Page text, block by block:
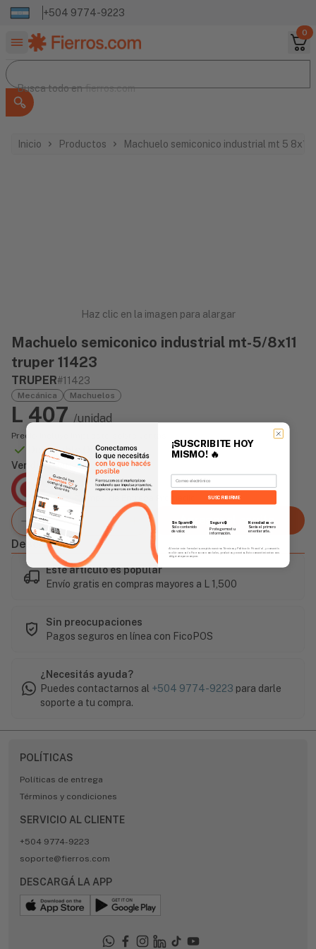
+504 9774-9223
0
Buscar productos
Busca todo en
Busca todo enfierros.com
Inicio Productos Machuelo semiconico industrial mt 5 8x11
Haz clic en la imagen para alargar
Machuelo semiconico industrial mt-5/8x11
truper 11423
TRUPER#11423
Mecánica Machuelos
L 407 /unidad
Precio incluye impuesto sobre ventas
Disponible Online
Vendido Por:
Agencia Global
2 días - Tiempo de Entrega Promedio
Agregar al carrito
Descripción
Este artículo es popular
Envío gratis en compras mayores a L 1,500
Sin preocupaciones
Pagos seguros en línea con FicoPOS
¿Necesitás ayuda?
Puedes contactarnos al +504 9774-9223 para darle
soporte a tu compra.
POLÍTICAS
Políticas de entrega
Términos y condiciones
SERVICIO AL CLIENTE
+504 9774-9223
soporte@fierros.com
DESCARGÁ LA APP
¡SUSCRIBITE HOY
MISMO! 🔥
Email
SUSCRIBIRME
Sin Spam 🚫
Solo contenido
de valor.
Seguro 🔒
Protegemos tu
información.
Novedades 📣
Serás el primero
en enterarte.
Al enviar este formulario, aceptás nuestros Términos y Política de Privacidad, y consentís
recibir correos de Fierros con novedades, productos y eventos. Este consentimiento no es
obligatorio para comprar.